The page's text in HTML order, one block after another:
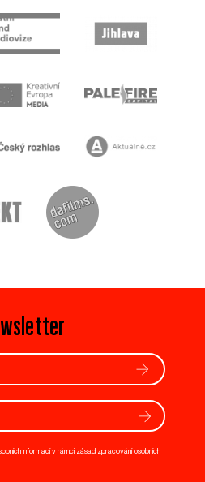
informací v rámci zásad zpracování osobních